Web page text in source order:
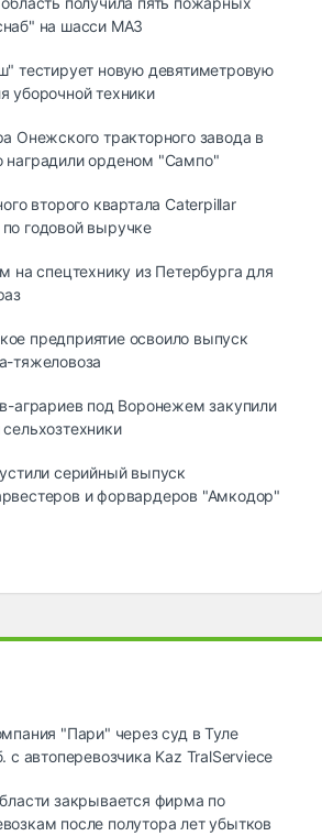
на шасси МАЗ
тестирует новую девятиметровую
уборочной техники
Онежского тракторного завода в
наградили орденом "Сампо"
второго квартала Caterpillar
годовой выручке
на спецтехнику из Петербурга для
предприятие освоило выпуск
тяжеловоза
аграриев под Воронежем закупили
серийный выпуск
и форвардеров "Амкодор"
"Пари" через суд в Туле
с автоперевозчика Kaz TralServiece
закрывается фирма по
после полутора лет убытков